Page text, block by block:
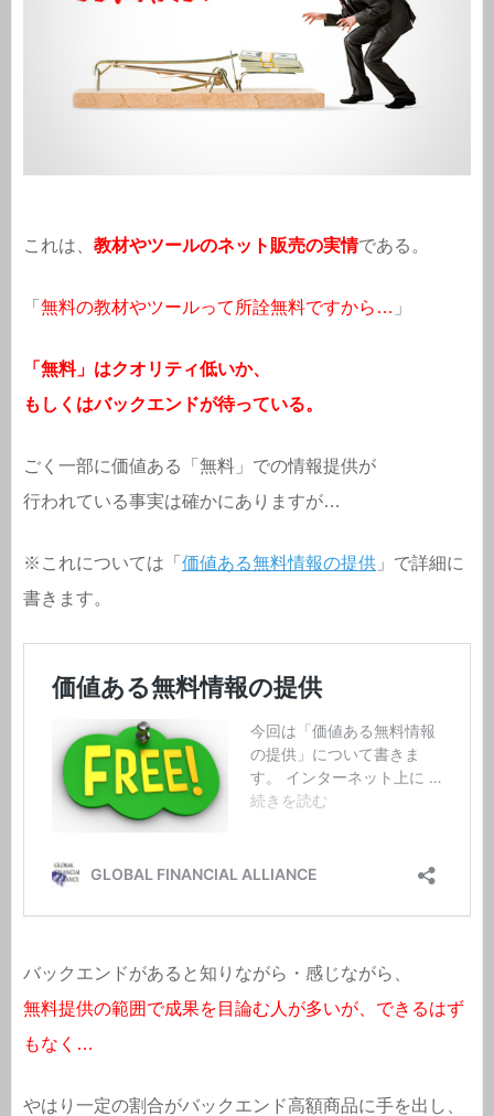
これは、 教材やツールのネット販売の実情である。
「 無料の教材やツールって所詮無料ですから… 」
「無料」はクオリティ低いか、
もしくはバックエンドが待っている。
ごく一部に価値ある「無料」での情報提供が
行われている事実は確かにありますが…
※これについては「 価値ある無料情報の提供 」で詳細に
書きます。
バックエンドがあると知りながら・感じながら、
無料提供の範囲で成果を目論む人が多いが、できるはず
もなく…
やはり一定の割合がバックエンド高額商品に手を出し、